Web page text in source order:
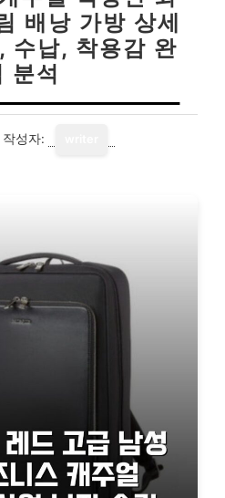
배낭 가방 상세
수납, 착용감 완
분석
작성자: